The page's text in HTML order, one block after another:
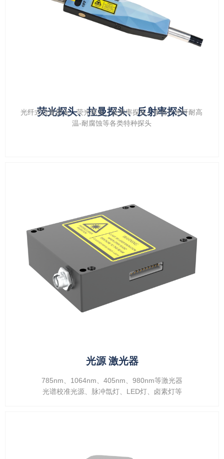
荧光探头、拉曼探头、反射率探头
光纤式拉曼探头、荧光探头、反射率探头、多合一光纤耐高
温-耐腐蚀等各类特种探头
光源 激光器
785nm、1064nm、405nm、980nm等激光器
光谱校准光源、脉冲氙灯、LED灯、卤素灯等